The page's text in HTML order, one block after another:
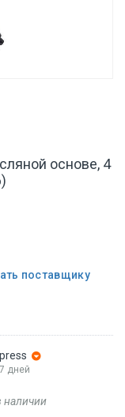
основе, 4
поставщику
дней
наличии